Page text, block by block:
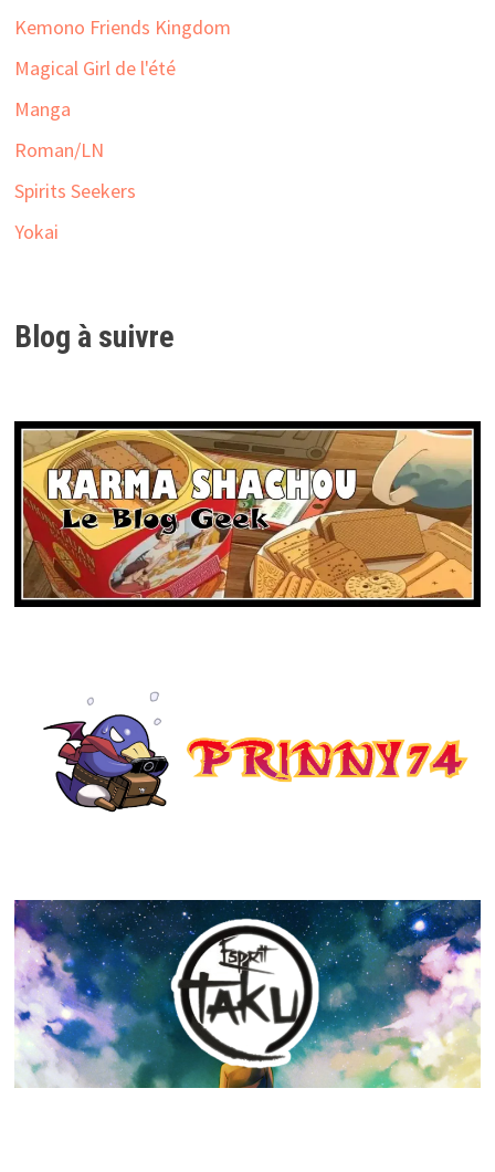
Kemono Friends Kingdom
Magical Girl de l'été
Manga
Roman/LN
Spirits Seekers
Yokai
Blog à suivre